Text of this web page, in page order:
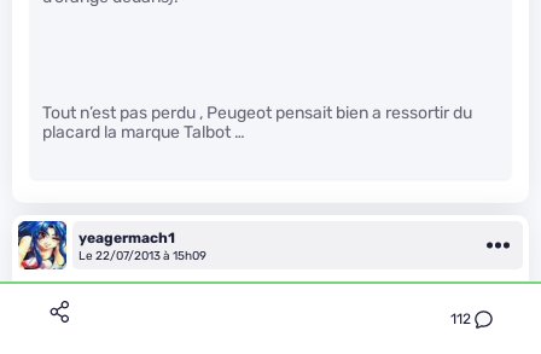
112
Tout n’est pas perdu , Peugeot pensait bien a ressortir du
placard la marque Talbot …
yeagermach1
Le 22/07/2013 à 15h09